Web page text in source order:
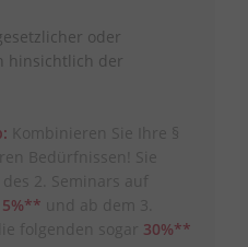
oder
hinsichtlich der
30%**